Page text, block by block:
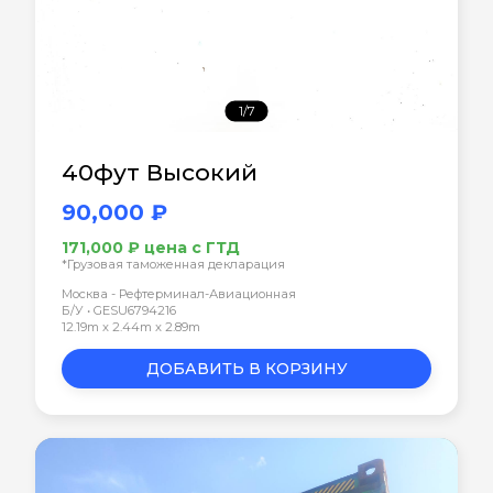
1/7
40фут Высокий
90,000 ₽
171,000 ₽ цена с ГТД
*Грузовая таможенная декларация
Москва - Рефтерминал-Авиационная
Б/У • GESU6794216
12.19m x 2.44m x 2.89m
ДОБАВИТЬ В КОРЗИНУ